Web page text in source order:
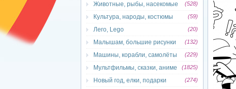
Животные, рыбы, насекомые (528)
Культура, народы, костюмы (59)
Лего, Lego (20)
Малышам, большие рисунки (132)
Машины, корабли, самолёты (229)
Мультфильмы, сказки, аниме (1825)
Новый год, елки, подарки (274)